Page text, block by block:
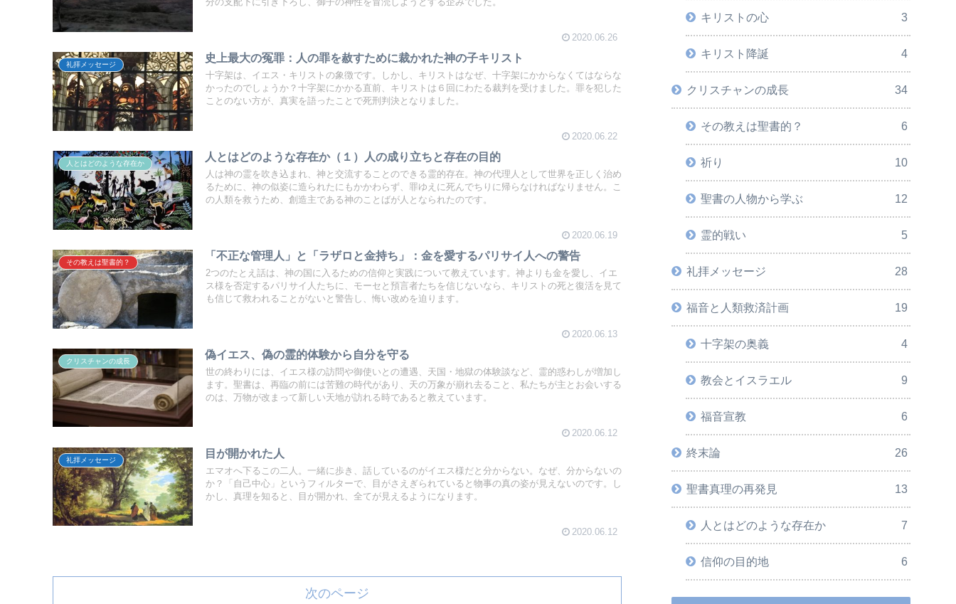
分の支配下に引き下ろし、御子の神性を冒涜しようとする企みでした。
2020.06.26
礼拝メッセージ
史上最大の冤罪：人の罪を赦すために裁かれた神の子キリスト
十字架は、イエス・キリストの象徴です。しかし、キリストはなぜ、十字架にかからなくてはならな
かったのでしょうか？十字架にかかる直前、キリストは６回にわたる裁判を受けました。罪を犯した
ことのない方が、真実を語ったことで死刑判決となりました。
2020.06.22
人とはどのような存在か
人とはどのような存在か（１）人の成り立ちと存在の目的
人は神の霊を吹き込まれ、神と交流することのできる霊的存在。神の代理人として世界を正しく治め
るために、神の似姿に造られたにもかかわらず、罪ゆえに死んでちりに帰らなければなりません。こ
の人類を救うため、創造主である神のことばが人となられたのです。
2020.06.19
その教えは聖書的？
「不正な管理人」と「ラザロと金持ち」：金を愛するパリサイ人への警告
2つのたとえ話は、神の国に入るための信仰と実践について教えています。神よりも金を愛し、イエ
ス様を否定するパリサイ人たちに、モーセと預言者たちを信じないなら、キリストの死と復活を見て
も信じて救われることがないと警告し、悔い改めを迫ります。
2020.06.13
クリスチャンの成長
偽イエス、偽の霊的体験から自分を守る
世の終わりには、イエス様の訪問や御使いとの遭遇、天国・地獄の体験談など、霊的惑わしが増加し
ます。聖書は、再臨の前には苦難の時代があり、天の万象が崩れ去ること、私たちが主とお会いする
のは、万物が改まって新しい天地が訪れる時であると教えています。
2020.06.12
礼拝メッセージ
目が開かれた人
エマオへ下るこの二人。一緒に歩き、話しているのがイエス様だと分からない。なぜ、分からないの
か？「自己中心」というフィルターで、目がさえぎられていると物事の真の姿が見えないのです。し
かし、真理を知ると、目が開かれ、全てが見えるようになります。
2020.06.12
次のページ
キリストの心 3
キリスト降誕 4
クリスチャンの成長 34
その教えは聖書的？ 6
祈り 10
聖書の人物から学ぶ 12
霊的戦い 5
礼拝メッセージ 28
福音と人類救済計画 19
十字架の奥義 4
教会とイスラエル 9
福音宣教 6
終末論 26
聖書真理の再発見 13
人とはどのような存在か 7
信仰の目的地 6